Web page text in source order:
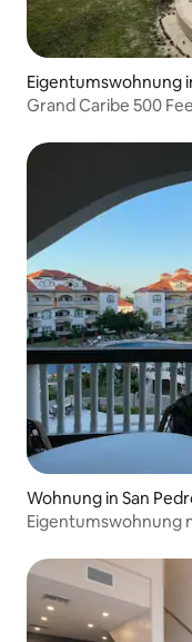
Eigentumswohnung
Wohnung in San
Eigentumswohnung